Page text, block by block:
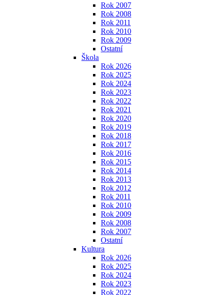
Rok 2007
Rok 2008
Rok 2011
Rok 2010
Rok 2009
Ostatní
Škola
Rok 2026
Rok 2025
Rok 2024
Rok 2023
Rok 2022
Rok 2021
Rok 2020
Rok 2019
Rok 2018
Rok 2017
Rok 2016
Rok 2015
Rok 2014
Rok 2013
Rok 2012
Rok 2011
Rok 2010
Rok 2009
Rok 2008
Rok 2007
Ostatní
Kultura
Rok 2026
Rok 2025
Rok 2024
Rok 2023
Rok 2022